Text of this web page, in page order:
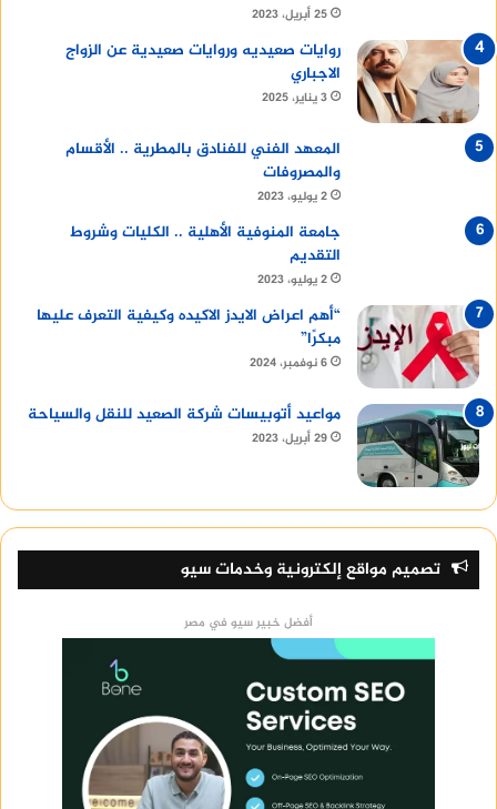
25 أبريل، 2023
روايات صعيديه وروايات صعيدية عن الزواج
الاجباري
3 يناير، 2025
المعهد الفني للفنادق بالمطرية .. الأقسام
والمصروفات
2 يوليو، 2023
جامعة المنوفية الأهلية .. الكليات وشروط
التقديم
2 يوليو، 2023
“أهم اعراض الايدز الاكيده وكيفية التعرف عليها
مبكرًا”
6 نوفمبر، 2024
مواعيد أتوبيسات شركة الصعيد للنقل والسياحة
29 أبريل، 2023
تصميم مواقع إلكترونية وخدمات سيو
أفضل خبير سيو في مصر